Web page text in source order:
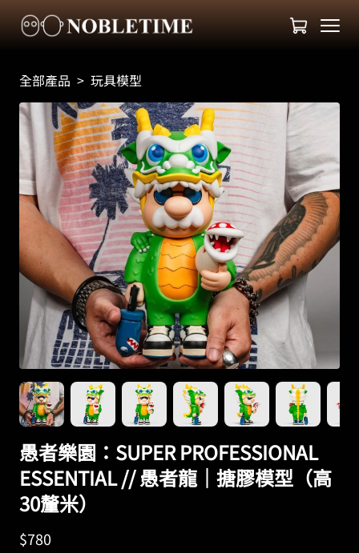
全部產品 > 玩具模型
愚者樂園：SUPER PROFESSIONAL
ESSENTIAL // 愚者龍｜搪膠模型（高
30釐米）
$780